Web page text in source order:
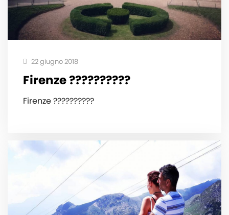
22 giugno 2018
Firenze ??????????
Firenze ??????????